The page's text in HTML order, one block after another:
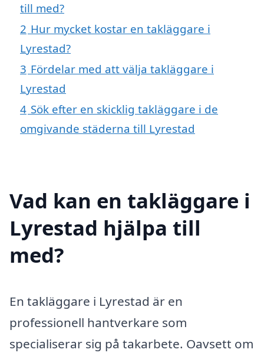
till med?
2 Hur mycket kostar en takläggare i
Lyrestad?
3 Fördelar med att välja takläggare i
Lyrestad
4 Sök efter en skicklig takläggare i de
omgivande städerna till Lyrestad
Vad kan en takläggare i
Lyrestad hjälpa till
med?
En takläggare i Lyrestad är en
professionell hantverkare som
specialiserar sig på takarbete. Oavsett om